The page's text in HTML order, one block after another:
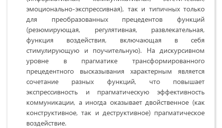
эмоционально-экспрессивная), так и типичных только
для преобразованных прецедентов функций
(резюмирующая, регулятив­ная, развлекательная,
функция воздействия, вклю­чающая в себя
стимулирующую и поучительную). На дискурсивном
уровне в прагматике трансфор­мированного
прецедентного высказывания харак­терным является
сочетание разных функций, что повышает
экспрессивность и прагматическую эффективность
коммуникации, а иногда оказывает двойственное (как
конструктивное, так и деструктивное) прагматическое
воздействие.